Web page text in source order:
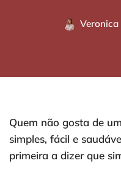
Veronica
Quem não gosta de
simples, fácil e
primeira a dizer que